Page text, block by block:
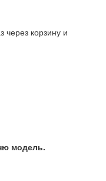
через корзину и
модель.